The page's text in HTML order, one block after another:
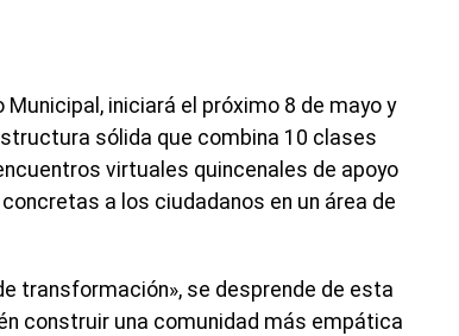
iniciará el próximo 8 de mayo y
sólida que combina 10 clases
virtuales quincenales de apoyo
a los ciudadanos en un área de
transformación», se desprende de esta
construir una comunidad más empática